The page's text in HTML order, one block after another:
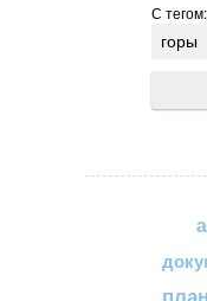
С тегом: